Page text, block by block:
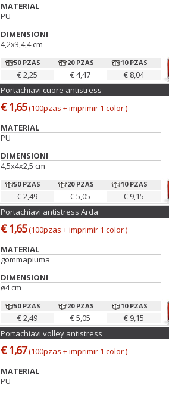
MATERIAL
PU
DIMENSIONI
4,2x3,4,4 cm
50 PZAS
€ 2,25
20 PZAS
€ 4,47
10 PZAS
€ 8,04
Portachiavi cuore antistress
€ 1,65(100pzas + imprimir 1 color )
MATERIAL
PU
DIMENSIONI
4,5x4x2,5 cm
50 PZAS
€ 2,49
20 PZAS
€ 5,05
10 PZAS
€ 9,15
Portachiavi antistress Arda
€ 1,65(100pzas + imprimir 1 color )
MATERIAL
gommapiuma
DIMENSIONI
ø4 cm
50 PZAS
€ 2,49
20 PZAS
€ 5,05
10 PZAS
€ 9,15
Portachiavi volley antistress
€ 1,67(100pzas + imprimir 1 color )
MATERIAL
PU